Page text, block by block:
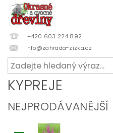
+420 603 224 892
info@zahrada-zizka.cz
KYPREJE
NEJPRODÁVANĚJŠÍ